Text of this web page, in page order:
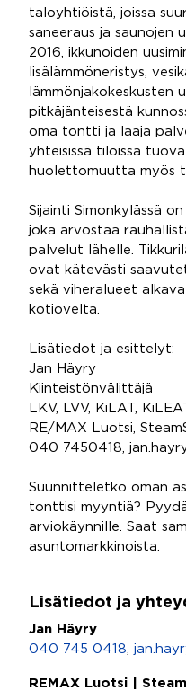
taloyhtiöistä, joissa
saneeraus ja saunojen
2016, ikkunoiden
lisälämmöneristys,
lämmönjakokeskusten
pitkäjänteisestä
oma tontti ja laaja
yhteisissä tiloissa
huolettomuutta myös
Sijainti Simonkylässä
joka arvostaa
palvelut lähelle.
ovat kätevästi
sekä viheralueet
kotiovelta.
Lisätiedot ja esittelyt:
Jan Häyry
Kiinteistönvälittäjä
LKV, LVV, KiLAT,
RE/MAX Luotsi,
040 7450418,
Suunnitteletko oman
tonttisi myyntiä?
arviokäynnille. Saat
asuntomarkkinoista.
Lisätiedot ja
Jan Häyry
040 745 0418
REMAX Luotsi |